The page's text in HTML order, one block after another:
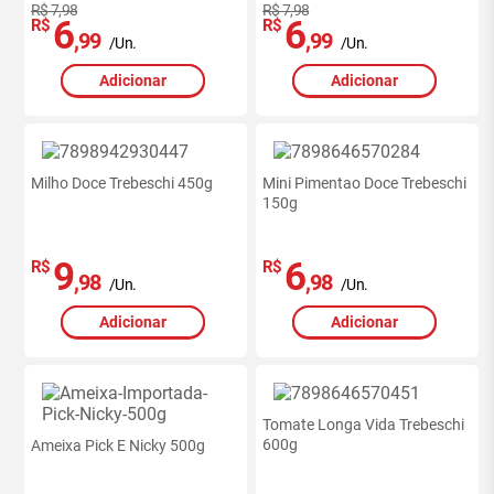
R$ 7,98
R$ 6,99 /Un.
Adicionar
R$ 7,98
R$ 6,99 /Un.
Adicionar
Milho Doce Trebeschi 450g
R$ 9,98 /Un.
Adicionar
Mini Pimentao Doce Trebeschi
150g
R$ 6,98 /Un.
Adicionar
Ameixa Pick E Nicky 500g
Tomate Longa Vida Trebeschi
600g